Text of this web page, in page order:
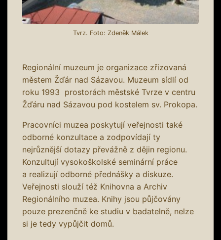
Tvrz. Foto: Zdeněk Málek
Regionální muzeum je organizace zřizovaná
městem Žďár nad Sázavou. Muzeum sídlí od
roku 1993 prostorách městské Tvrze v centru
Žďáru nad Sázavou pod kostelem sv. Prokopa.
Pracovníci muzea poskytují veřejnosti také
odborné konzultace a zodpovídají ty
nejrůznější dotazy převážně z dějin regionu.
Konzultují vysokoškolské seminární práce
a realizují odborné přednášky a diskuze.
Veřejnosti slouží též Knihovna a Archiv
Regionálního muzea. Knihy jsou půjčovány
pouze prezenčně ke studiu v badatelně, nelze
si je tedy vypůjčit domů.